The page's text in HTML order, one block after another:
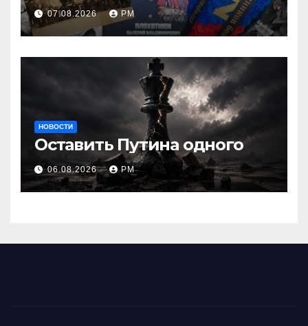
07.08.2026 РМ
НОВОСТИ
Оставить Путина одного
06.08.2026 РМ